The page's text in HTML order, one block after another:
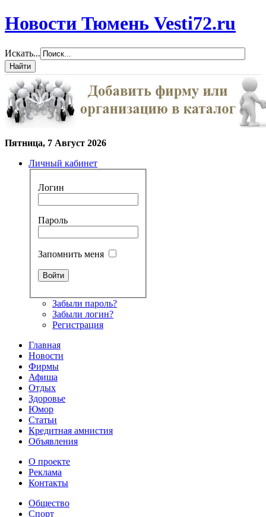
Новости Тюмень Vesti72.ru
Искать...
Пятница, 7 Август 2026
Личный кабинет
Логин
Пароль
Запомнить меня
Забыли пароль?
Забыли логин?
Регистрация
Главная
Новости
Фирмы
Афиша
Отдых
Здоровье
Юмор
Статьи
Кредитная амнистия
Объявления
О проекте
Реклама
Контакты
Общество
Спорт